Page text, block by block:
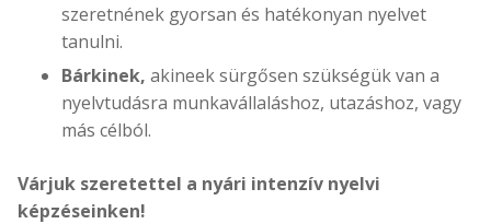
szeretnének gyorsan és hatékonyan nyelvet
tanulni.
Bárkinek, akineek sürgősen szükségük van a
nyelvtudásra munkavállaláshoz, utazáshoz, vagy
más célból.
Várjuk szeretettel a nyári intenzív nyelvi
képzéseinken!